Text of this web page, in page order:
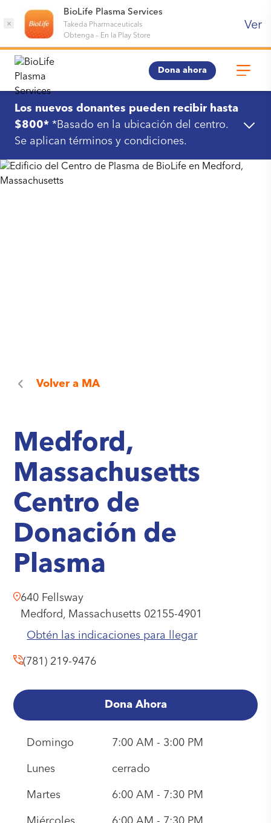
×
BioLife Plasma Services
Takeda Pharmaceuticals
Obtenga– En la Play Store
Ver
Dona ahora
Los nuevos donantes pueden recibir hasta
$800* *Basado en la ubicación del centro.
Se aplican términos y condiciones.
Volver a MA
Medford,
Massachusetts
Centro de
Donación de
Plasma
640 Fellsway
Medford, Massachusetts 02155-4901
Obtén las indicaciones para llegar
(781) 219-9476
Dona Ahora
Domingo 7:00 AM - 3:00 PM
Lunes cerrado
Martes 6:00 AM - 7:30 PM